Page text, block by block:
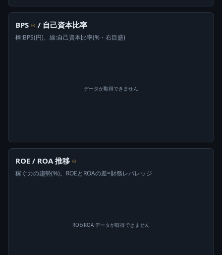
BPS ⊙ / 自己資本比率
棒:BPS(円)、線:自己資本比率(%・右目盛)
データが取得できません
ROE / ROA 推移 ⊙
稼ぐ力の趨勢(%)。ROEとROAの差=財務レバレッジ
ROE/ROA データが取得できません